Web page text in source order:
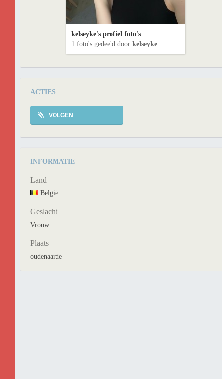
kelseyke's profiel foto's
1 foto's gedeeld door kelseyke
ACTIES
VOLGEN
INFORMATIE
Land
België
Geslacht
Vrouw
Plaats
oudenaarde